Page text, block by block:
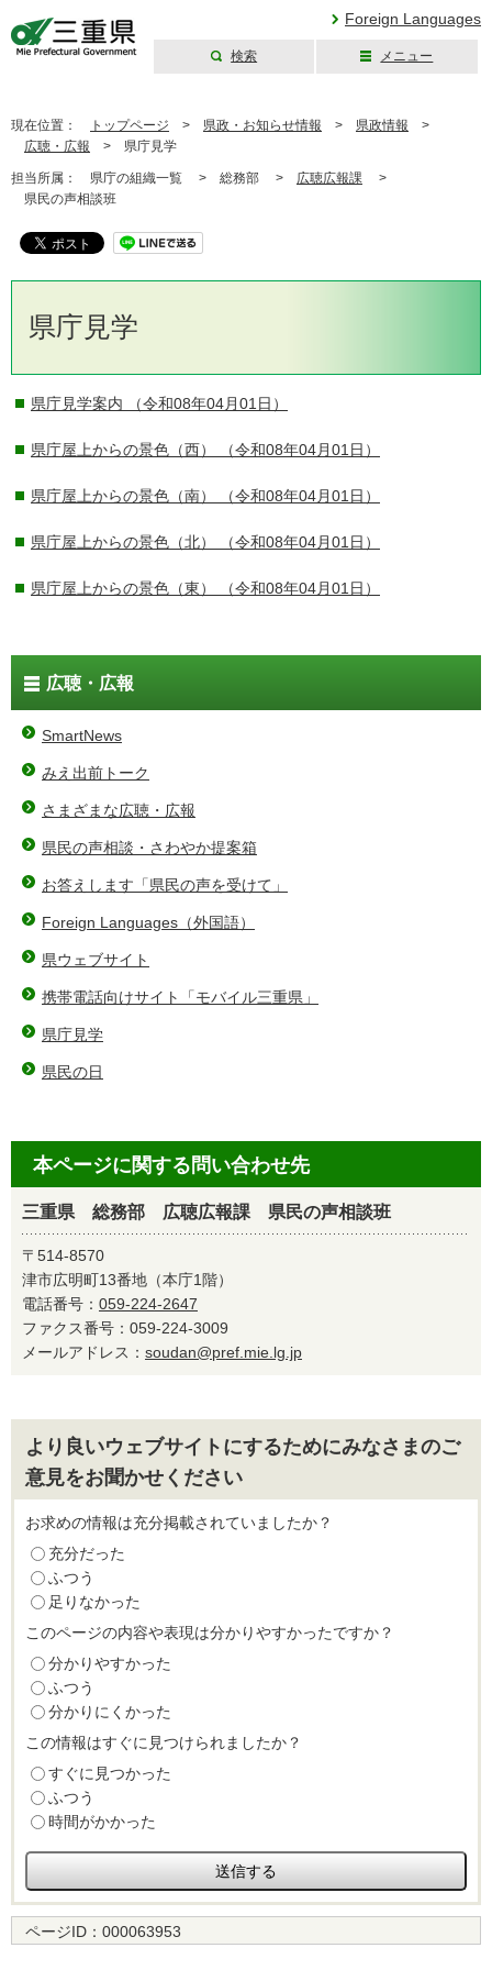
Foreign Languages
検索 メニュー
現在位置： トップページ > 県政・お知らせ情報 > 県政情報 >
広聴・広報 > 県庁見学
担当所属： 県庁の組織一覧 > 総務部 > 広聴広報課 >
県民の声相談班
県庁見学
県庁見学案内 （令和08年04月01日）
県庁屋上からの景色（西） （令和08年04月01日）
県庁屋上からの景色（南） （令和08年04月01日）
県庁屋上からの景色（北） （令和08年04月01日）
県庁屋上からの景色（東） （令和08年04月01日）
広聴・広報
SmartNews
みえ出前トーク
さまざまな広聴・広報
県民の声相談・さわやか提案箱
お答えします「県民の声を受けて」
Foreign Languages（外国語）
県ウェブサイト
携帯電話向けサイト「モバイル三重県」
県庁見学
県民の日
本ページに関する問い合わせ先
三重県 総務部 広聴広報課 県民の声相談班
〒514-8570
津市広明町13番地（本庁1階）
電話番号： 059-224-2647
ファクス番号：059-224-3009
メールアドレス： soudan@pref.mie.lg.jp
より良いウェブサイトにするためにみなさまのご
意見をお聞かせください
お求めの情報は充分掲載されていましたか？
充分だった
ふつう
足りなかった
このページの内容や表現は分かりやすかったですか？
分かりやすかった
ふつう
分かりにくかった
この情報はすぐに見つけられましたか？
すぐに見つかった
ふつう
時間がかかった
ページID： 000063953